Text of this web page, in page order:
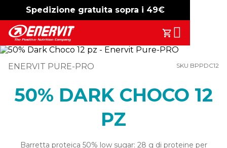
Spedizione gratuita sopra i 49€
-15% free shipping
Il Tuo
Search
ENERVIT PURE-PRO SKU BPPDC12
50% DARK CHOCO 12
PZ
Barretta proteica 50% low sugar: 28 g di proteine per